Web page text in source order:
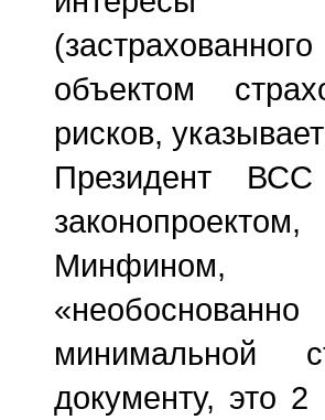
объектом
рисков,
Президент
Минфином,
минимальной
документу, это